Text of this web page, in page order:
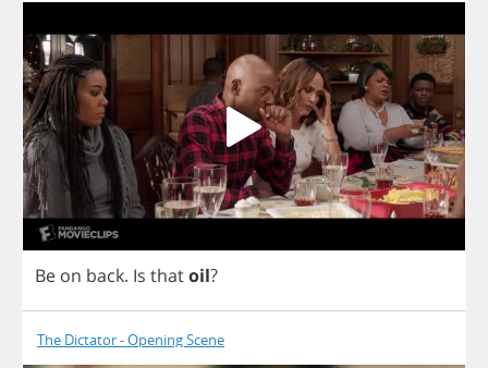
Be on back. Is thatoil?
The Dictator - Opening Scene